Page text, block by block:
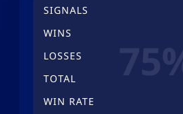
SIGNALS
WINS
LOSSES
TOTAL
WIN RATE